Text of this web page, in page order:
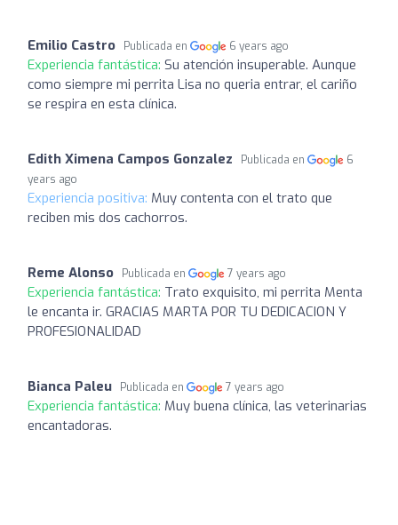
Emilio Castro Publicada en 6 years ago
Experiencia fantástica: Su atención insuperable. Aunque
como siempre mi perrita Lisa no queria entrar, el cariño
se respira en esta clínica.
Edith Ximena Campos Gonzalez Publicada en
6
years ago
Experiencia positiva: Muy contenta con el trato que
reciben mis dos cachorros.
Reme Alonso Publicada en 7 years ago
Experiencia fantástica: Trato exquisito, mi perrita Menta
le encanta ir. GRACIAS MARTA POR TU DEDICACION Y
PROFESIONALIDAD
Bianca Paleu Publicada en 7 years ago
Experiencia fantástica: Muy buena clínica, las veterinarias
encantadoras.